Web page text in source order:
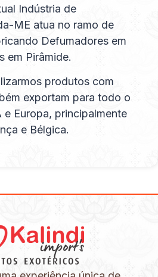
Indústria de
ME atua no ramo de
Defumadores em
em Pirâmide.
produtos com
exportam para todo o
e Europa, principalmente
e Bélgica.